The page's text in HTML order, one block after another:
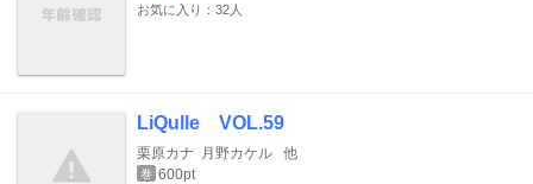
お気に入り：32人
LiQulle VOL.59
栗原カナ 月野カケル 他
巻 600pt